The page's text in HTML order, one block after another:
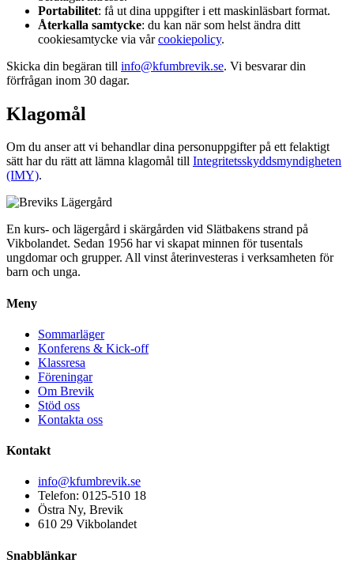
Portabilitet: få ut dina uppgifter i ett maskinläsbart format.
Återkalla samtycke: du kan när som helst ändra ditt
cookiesamtycke via vårcookiepolicy.
Skicka din begäran till info@kfumbrevik.se. Vi besvarar din
förfrågan inom 30 dagar.
Klagomål
Om du anser att vi behandlar dina personuppgifter på ett felaktigt
sätt har du rätt att lämna klagomål till Integritetsskyddsmyndigheten
(IMY).
En kurs- och lägergård i skärgården vid Slätbakens strand på
Vikbolandet. Sedan 1956 har vi skapat minnen för tusentals
ungdomar och grupper. All vinst återinvesteras i verksamheten för
barn och unga.
Meny
Sommarläger
Konferens & Kick-off
Klassresa
Föreningar
Om Brevik
Stöd oss
Kontakta oss
Kontakt
info@kfumbrevik.se
Telefon: 0125-510 18
Östra Ny, Brevik
610 29 Vikbolandet
Snabblänkar